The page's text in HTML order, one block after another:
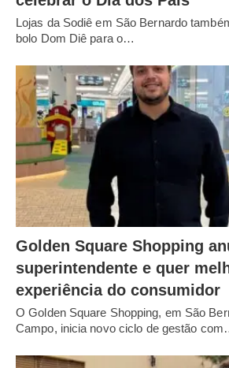
Lojas da Sodiê em São Bernardo
bolo Dom Diê para o…
Golden Square Shopping
superintendente e quer
experiência do consumidor
O Golden Square Shopping, em São
Campo, inicia novo ciclo de gestão